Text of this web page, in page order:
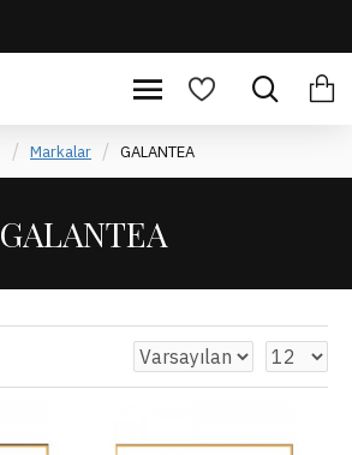
Markalar GALANTEA
GALANTEA